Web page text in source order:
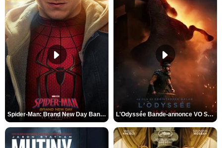
Spider-Man: Brand New Day Bande-annonce VO STFR L'Odyssée Bande-annonce VO STFR